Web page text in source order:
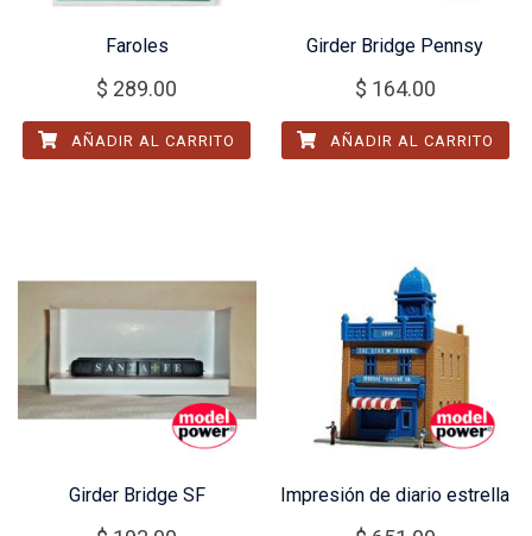
Faroles
$ 289.00
AÑADIR AL CARRITO
Girder Bridge Pennsy
$ 164.00
AÑADIR AL CARRITO
Girder Bridge SF Impresión de diario estrella